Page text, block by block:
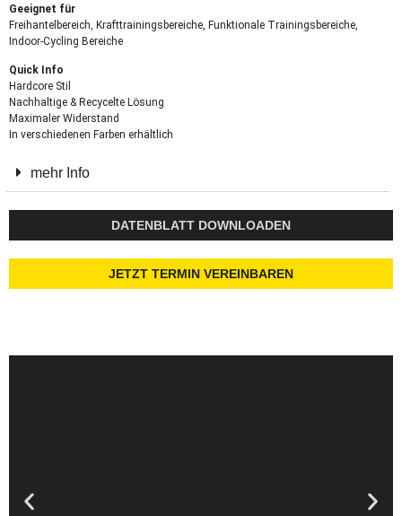
Geeignet für
Freihantelbereich, Krafttrainingsbereiche, Funktionale Trainingsbereiche,
Indoor-Cycling Bereiche
Quick Info
Hardcore Stil
Nachhaltige & Recycelte Lösung
Maximaler Widerstand
In verschiedenen Farben erhältlich
mehr Info
DATENBLATT DOWNLOADEN
JETZT TERMIN VEREINBAREN